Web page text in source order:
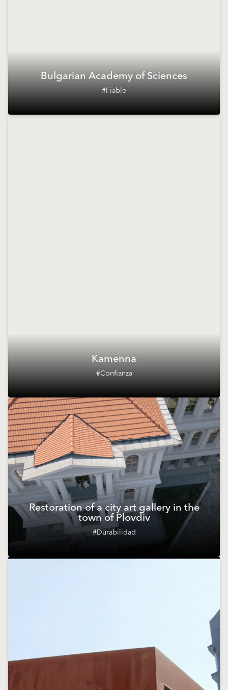
Bulgarian Academy of Sciences
#Fiable
Kamenna
#Confianza
Restoration of a city art gallery in the
town of Plovdiv
#Durabilidad